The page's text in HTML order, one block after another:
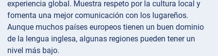
experiencia global. Muestra respeto por la cultura local y
fomenta una mejor comunicación con los lugareños.
Aunque muchos países europeos tienen un buen dominio
de la lengua inglesa, algunas regiones pueden tener un
nivel más bajo.